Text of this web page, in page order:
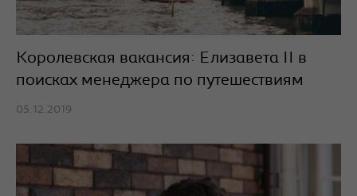
Королевская вакансия: Елизавета II в
поисках менеджера по путешествиям
05.12.2019